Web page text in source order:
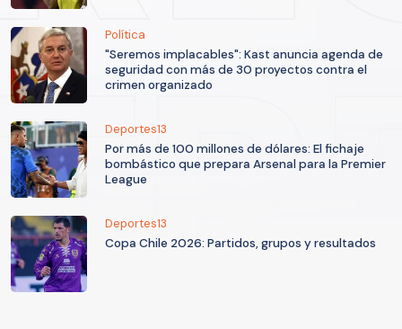
Política
"Seremos implacables": Kast anuncia agenda de
seguridad con más de 30 proyectos contra el
crimen organizado
Deportes13
Por más de 100 millones de dólares: El fichaje
bombástico que prepara Arsenal para la Premier
League
Deportes13
Copa Chile 2026: Partidos, grupos y resultados